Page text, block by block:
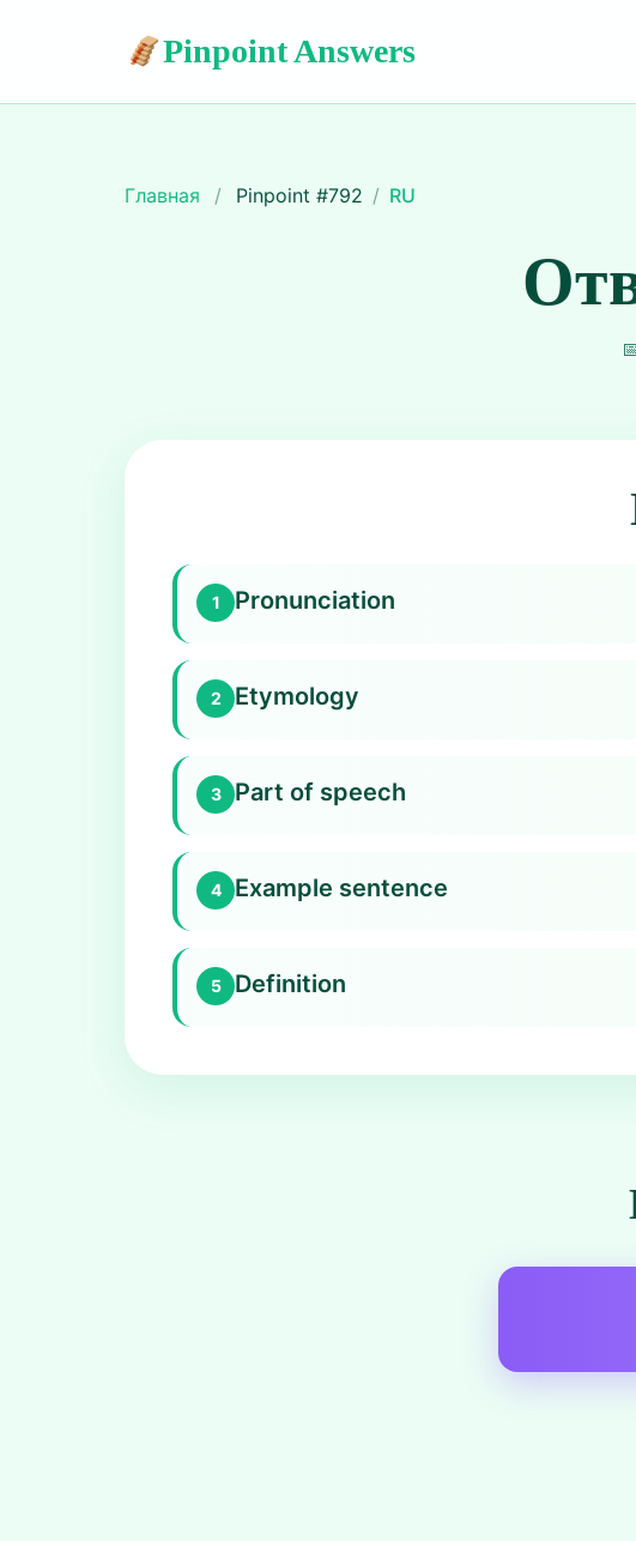
Pinpoint Answers
Главная / Pinpoint #792 / RU
1 Pronunciation
2 Etymology
3 Part of speech
4 Example sentence
5 Definition